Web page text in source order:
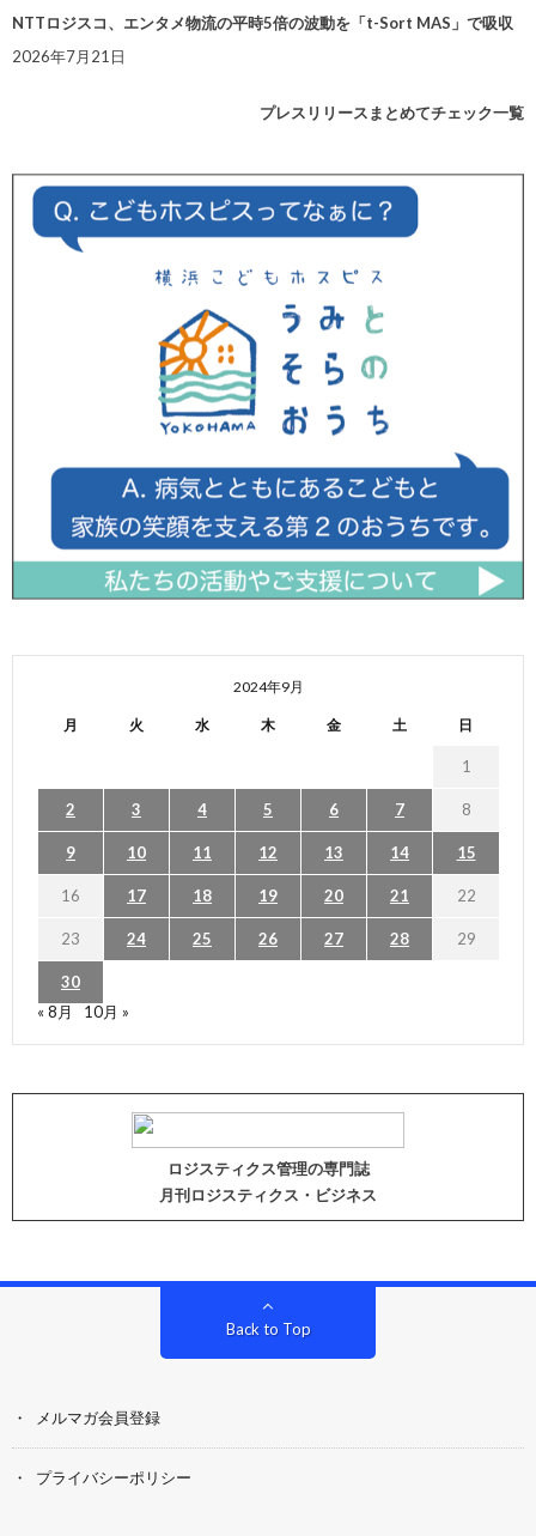
NTTロジスコ、エンタメ物流の平時5倍の波動を「t-Sort MAS」で吸収
2026年7月21日
プレスリリースまとめてチェック一覧
2024年9月
月 火 水 木 金 土 日
1
2 3 4 5 6 7 8
9 10 11 12 13 14 15
16 17 18 19 20 21 22
23 24 25 26 27 28 29
30
« 8月
10月 »
ロジスティクス管理の専門誌
月刊ロジスティクス・ビジネス
Back to Top
メルマガ会員登録
プライバシーポリシー